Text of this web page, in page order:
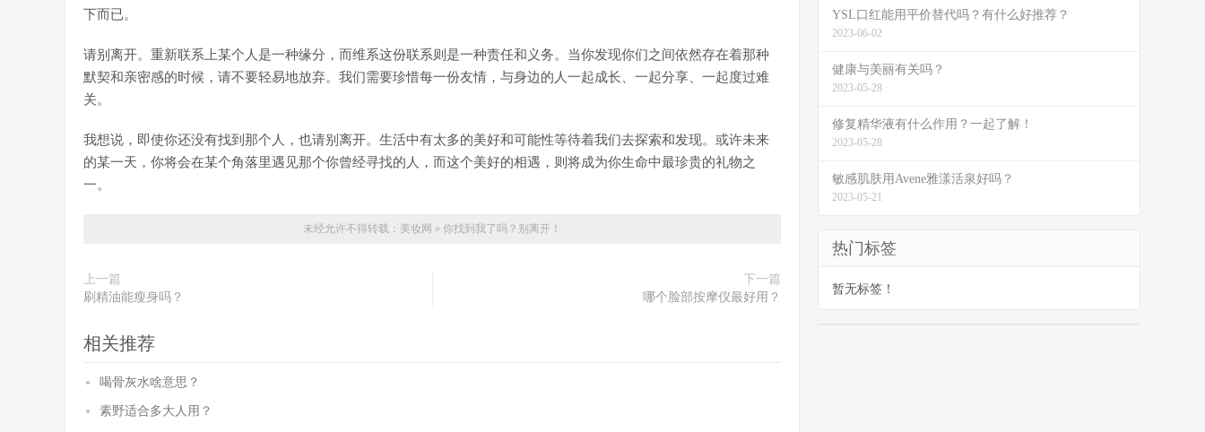
下而已。
请别离开。重新联系上某个人是一种缘分，而维系这份联系则是一种责任和义务。当你发现你们之间依然存在着那种
默契和亲密感的时候，请不要轻易地放弃。我们需要珍惜每一份友情，与身边的人一起成长、一起分享、一起度过难
关。
我想说，即使你还没有找到那个人，也请别离开。生活中有太多的美好和可能性等待着我们去探索和发现。或许未来
的某一天，你将会在某个角落里遇见那个你曾经寻找的人，而这个美好的相遇，则将成为你生命中最珍贵的礼物之
一。
未经允许不得转载： 美妆网 » 你找到我了吗？别离开！
上一篇
刷精油能瘦身吗？
下一篇
哪个脸部按摩仪最好用？
相关推荐
喝骨灰水啥意思？
素野适合多大人用？
YSL口红能用平价替代吗？有什么好推荐？
2023-06-02
健康与美丽有关吗？
2023-05-28
修复精华液有什么作用？一起了解！
2023-05-28
敏感肌肤用Avene雅漾活泉好吗？
2023-05-21
热门标签
暂无标签！